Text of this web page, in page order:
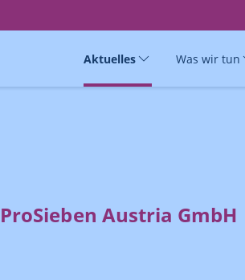
Aktuelles Was wir tun
Austria GmbH